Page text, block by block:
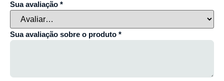
Sua avaliação *
Sua avaliação sobre o produto *